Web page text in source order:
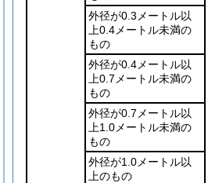
外径が0.3メートル以
上0.4メートル未満の
もの
外径が0.4メートル以
上0.7メートル未満の
もの
外径が0.7メートル以
上1.0メートル未満の
もの
外径が1.0メートル以
上のもの